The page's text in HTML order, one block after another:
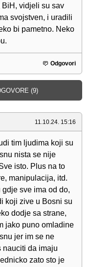
BiH, vidjeli su sav
svojstven, i uradili
bi pametno. Neko
Odgovori
(9)
11.10.24. 15:16
tim ljudima koji su
nista se nije
isto. Plus na to
manipulacija, itd.
sve ima od do,
koji zive u Bosni su
dodje sa strane,
jako puno omladine
jer im se ne
nauciti da imaju
zato sto je